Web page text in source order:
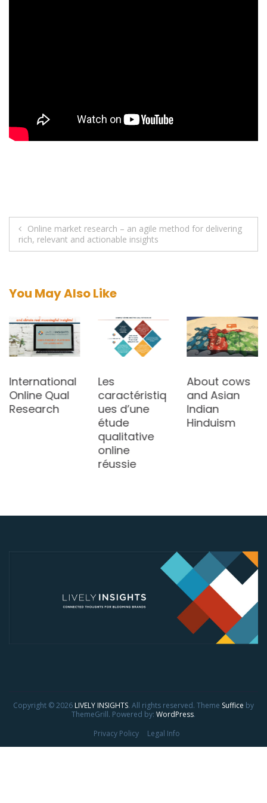
Post
navigation
Online market research – an agile method for delivering
rich, relevant and actionable insights
You May Also Like
International
Online Qual
Research
Les
caractéristiq
ues d’une
étude
qualitative
online
réussie
About cows
and Asian
Indian
Hinduism
Copyright © 2026 LIVELY INSIGHTS. All rights reserved. Theme Suffice by
ThemeGrill. Powered by: WordPress.
Privacy Policy
Legal Info